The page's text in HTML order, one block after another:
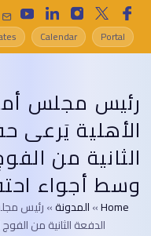
Portal
Calendar
رئيس مجلس
الأهلية يَرعى
الثانية من
وسط أجواء
Home
»المدونة»رئيس
الدفعة الثانية من